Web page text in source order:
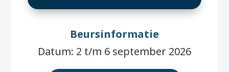
Beursinformatie
Datum: 2 t/m 6 september 2026